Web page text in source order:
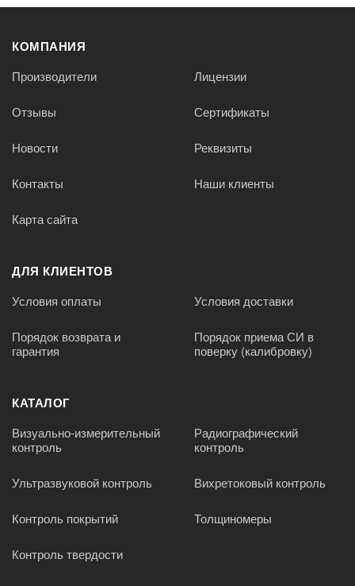
КОМПАНИЯ
Производители Лицензии
Отзывы Сертификаты
Новости Реквизиты
Контакты Наши клиенты
Карта сайта
ДЛЯ КЛИЕНТОВ
Условия оплаты Условия доставки
Порядок возврата и
гарантия
Порядок приема СИ в
поверку (калибровку)
КАТАЛОГ
Визуально-измерительный
контроль
Радиографический
контроль
Ультразвуковой контроль Вихретоковый контроль
Контроль покрытий Толщиномеры
Контроль твердости